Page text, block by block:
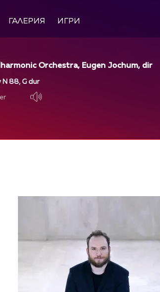
ГАЛЕРИЯ ИГРИ
Orchestra, Eugen Jochum, dir
N 88, G dur